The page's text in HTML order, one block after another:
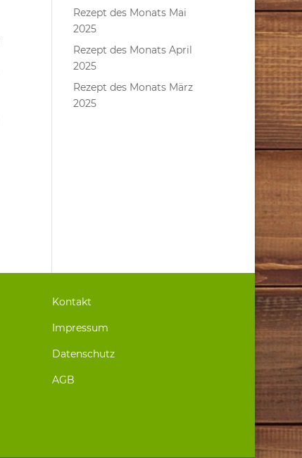
Rezept des Monats Mai
2025
Rezept des Monats April
2025
Rezept des Monats März
2025
Kontakt
Impressum
Datenschutz
AGB